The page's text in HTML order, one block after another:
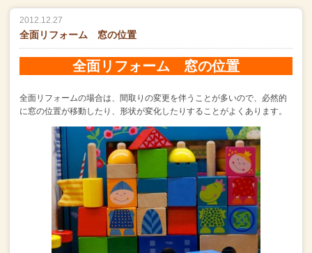
2012.12.27
全面リフォーム 窓の位置
全面リフォーム 窓の位置
全面リフォームの場合は、間取りの変更を伴うことが多いので、 必然的
に窓の位置が移動したり、形状が変化したりすることがよくあります。